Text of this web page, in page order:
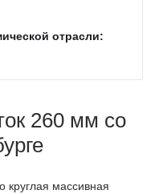
отрасли:
260 мм со
массивная